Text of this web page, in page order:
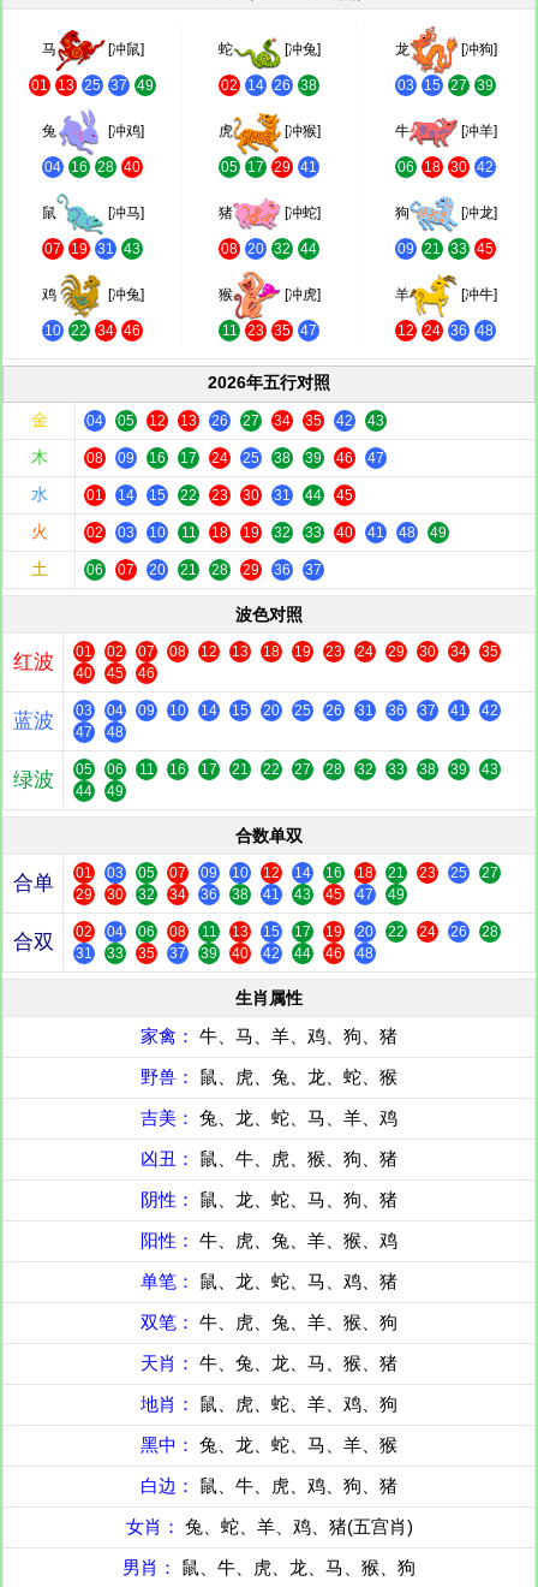
马 [冲鼠]
01 13 25 37 49
蛇 [冲兔]
02 14 26 38
龙 [冲狗]
03 15 27 39
兔 [冲鸡]
04 16 28 40
虎 [冲猴]
05 17 29 41
牛 [冲羊]
06 18 30 42
鼠 [冲马]
07 19 31 43
猪 [冲蛇]
08 20 32 44
狗 [冲龙]
09 21 33 45
鸡 [冲兔]
10 22 34 46
猴 [冲虎]
11 23 35 47
羊 [冲牛]
12 24 36 48
2026年五行对照
金
04 05 12 13 26 27 34 35 42 43
木 08 09 16 17 24 25 38 39 46 47
水 01 14 15 22 23 30 31 44 45
火 02 03 10 11 18 19 32 33 40 41 48 49
土 06 07 20 21 28 29 36 37
波色对照
红波 01 02 07 08 12 13 18 19 23 24 29 30 34
35
40
45 46
蓝波 03 04 09 10 14 15 20 25 26 31 36 37 41
42
47
48
绿波 05 06 11 16 17 21 22 27 28 32 33 38 39
43
44
49
合数单双
合单 01 03 05 07 09 10 12 14 16 18 21 23 25
27
29
30 32 34 36 38 41 43 45 47 49
合双 02 04 06 08 11 13 15 17 19 20 22 24 26
28
31
33 35 37 39 40 42 44 46 48
生肖属性
家禽： 牛、马、羊、鸡、狗、猪
野兽： 鼠、虎、兔、龙、蛇、猴
吉美： 兔、龙、蛇、马、羊、鸡
凶丑： 鼠、牛、虎、猴、狗、猪
阴性： 鼠、龙、蛇、马、狗、猪
阳性： 牛、虎、兔、羊、猴、鸡
单笔： 鼠、龙、蛇、马、鸡、猪
双笔： 牛、虎、兔、羊、猴、狗
天肖： 牛、兔、龙、马、猴、猪
地肖： 鼠、虎、蛇、羊、鸡、狗
黑中： 兔、龙、蛇、马、羊、猴
白边： 鼠、牛、虎、鸡、狗、猪
女肖： 兔、蛇、羊、鸡、猪(五宫肖)
男肖： 鼠、牛、虎、龙、马、猴、狗